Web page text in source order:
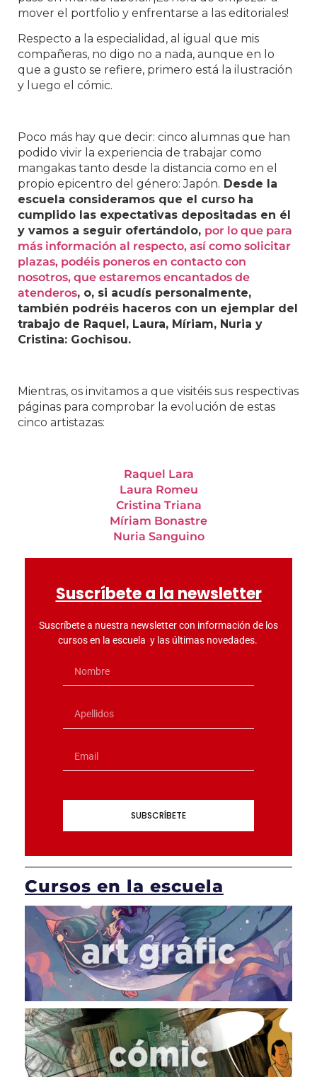
mover el portfolio y enfrentarse a las editoriales!
Respecto a la especialidad, al igual que mis
compañeras, no digo no a nada, aunque en lo
que a gusto se refiere, primero está la ilustración
y luego el cómic.
Poco más hay que decir: cinco alumnas que han
podido vivir la experiencia de trabajar como
mangakas tanto desde la distancia como en el
propio epicentro del género: Japón. Desde la
escuela consideramos que el curso ha
cumplido las expectativas depositadas en él
y vamos a seguir ofertándolo, por lo que para
más información al respecto, así como solicitar
plazas, podéis poneros en contacto con
nosotros, que estaremos encantados de
atenderos, o, si acudís personalmente,
también podréis haceros con un ejemplar del
trabajo de Raquel, Laura, Míriam, Nuria y
Cristina: Gochisou.
Mientras, os invitamos a que visitéis sus respectivas
páginas para comprobar la evolución de estas
cinco artistazas:
Raquel Lara
Laura Romeu
Cristina Triana
Míriam Bonastre
Nuria Sanguino
Suscríbete a la newsletter
Suscríbete a nuestra newsletter con información de los
cursos en la escuela y las últimas novedades.
SUBSCRÍBETE
Cursos en la escuela